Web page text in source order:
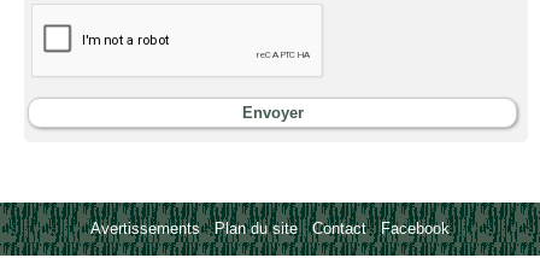
Avertissements-Plan du site -Contact- Facebook